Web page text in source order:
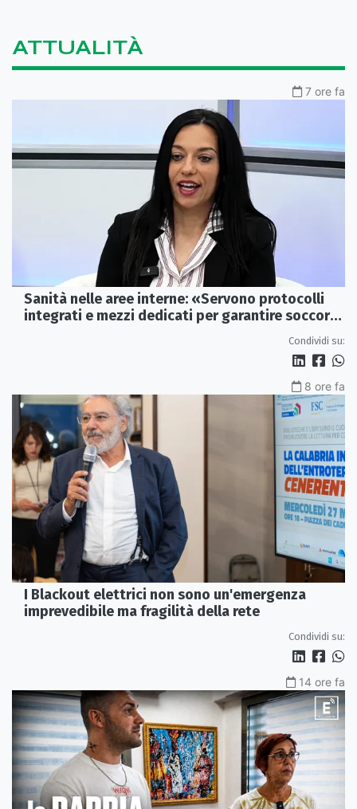
ATTUALITÀ
7 ore fa
Sanità nelle aree interne: «Servono protocolli
integrati e mezzi dedicati per garantire soccorsi
Condividi su:
8 ore fa
I Blackout elettrici non sono un'emergenza
imprevedibile ma fragilità della rete
Condividi su:
14 ore fa